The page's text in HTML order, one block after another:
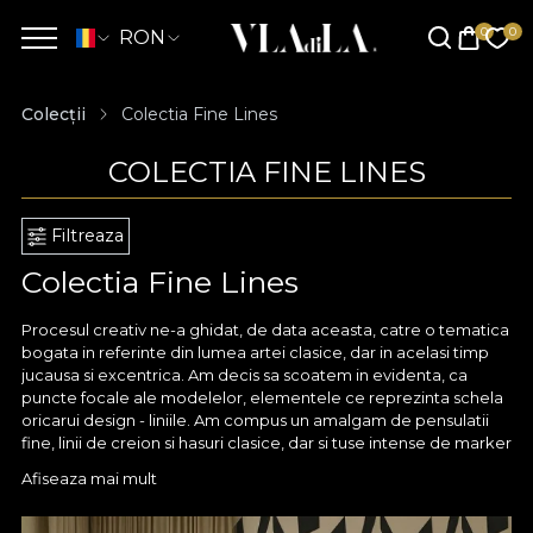
RON
Colecții Colectia Fine Lines
COLECTIA FINE LINES
Filtreaza
Colectia Fine Lines
Procesul creativ ne-a ghidat, de data aceasta, catre o tematica
bogata in referinte din lumea artei clasice, dar in acelasi timp
jucausa si excentrica. Am decis sa scoatem in evidenta, ca
puncte focale ale modelelor, elementele ce reprezinta schela
oricarui design - liniile. Am compus un amalgam de pensulatii
fine, linii de creion si hasuri clasice, dar si tuse intense de marker
evidentiaza manifestul artistic fara sa eclipseze elementele
Afiseaza mai mult